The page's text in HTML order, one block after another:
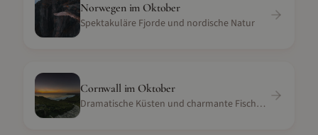
Norwegenim Oktober
Spektakuläre Fjorde und nordische Natur
Cornwall im Oktober
Dramatische Küsten und charmante Fischerdörfer